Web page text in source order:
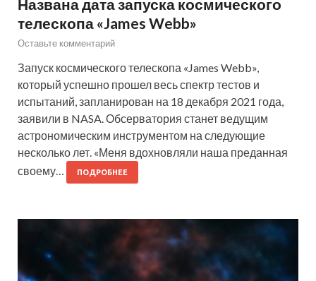
Названа дата запуска космического
телескопа «James Webb»
Оставьте комментарий
Запуск космического телескопа «James Webb»,
который успешно прошел весь спектр тестов и
испытаний, запланирован на 18 декабря 2021 года,
заявили в NASA. Обсерватория станет ведущим
астрономическим инструментом на следующие
несколько лет. «Меня вдохновляли наша преданная
своему…
ПОДРОБНЕЕ